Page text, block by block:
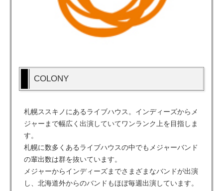
COLONY
札幌ススキノにあるライブハウス。インディーズからメ
ジャーまで幅広く出演していてワンランク上を目指しま
す。
札幌に数多くあるライブハウスの中でもメジャーバンド
の輩出数は群を抜いています。
メジャーからインディーズまでさまざまなバンドが出演
し、北海道外からのバンドもほぼ毎週出演しています。